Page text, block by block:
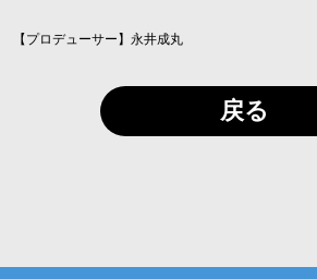
【プロデューサー】永井成丸
戻る